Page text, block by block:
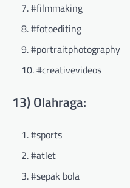
#filmmaking
#fotoediting
#portraitphotography
#creativevideos
13) Olahraga:
#sports
#atlet
#sepak bola